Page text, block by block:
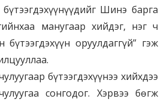
Шинэ барга
манугаар хийдэг, нэг ч
оруулдаггүй” гэж
бүтээгдэхүүнээ хийхдээ
сонгодог. Хэрвээ бөгж